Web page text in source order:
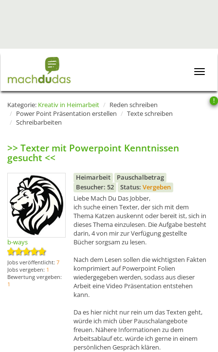
Toggle
!
Kategorie: Kreativ in Heimarbeit
Reden schreiben
Power Point Präsentation erstellen
Texte schreiben
Schreibarbeiten
>> Texter mit Powerpoint Kenntnissen
gesucht <<
b-ways
Jobs veröffentlicht: 7
Jobs vergeben: 1
Bewertung vergeben:
1
Heimarbeit
Pauschalbetrag
Besucher: 52
Status: Vergeben
Liebe Mach Du Das Jobber,
ich suche einen Texter, der sich mit dem
Thema Katzen auskennt oder bereit ist, sich in
dieses Thema einzulesen. Die Aufgabe besteht
darin, 4 von mir zur Verfügung gestellte
Bücher sorgsam zu lesen.
Nach dem Lesen sollen die wichtigsten Fakten
komprimiert auf Powerpoint Folien
wiedergegeben werden, sodass aus dieser
Arbeit eine Video Präsentation entstehen
kann.
Da es hier nicht nur rein um das Texten geht,
würde ich mich über Pauschalangebote
freuen. Nähere Informationen zu dem
Arbeitsablauf etc. würde ich gerne in einem
persönlichen Gespräch klären.